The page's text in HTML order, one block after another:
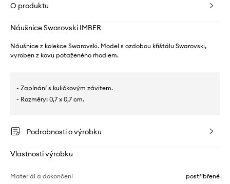
O produktu
Náušnice Swarovski IMBER
Náušnice z kolekce Swarovski. Model s ozdobou křišťálu Swarovski,
vyroben z kovu potaženého rhodiem.
- Zapínání s kuličkovým závitem.
- Rozměry: 0,7 x 0,7 cm.
Podrobnosti o výrobku
Vlastnosti výrobku
Materiál a dokončení postříbřené